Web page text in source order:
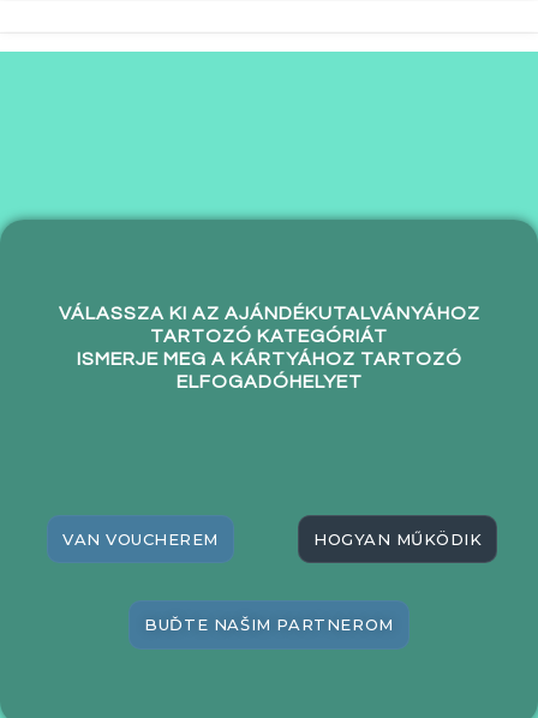
VÁLASSZA KI AZ AJÁNDÉKUTALVÁNYÁHOZ
TARTOZÓ KATEGÓRIÁT
ISMERJE MEG A KÁRTYÁHOZ TARTOZÓ
ELFOGADÓHELYET
VAN VOUCHEREM HOGYAN MŰKÖDIK
BUĎTE NAŠIM PARTNEROM